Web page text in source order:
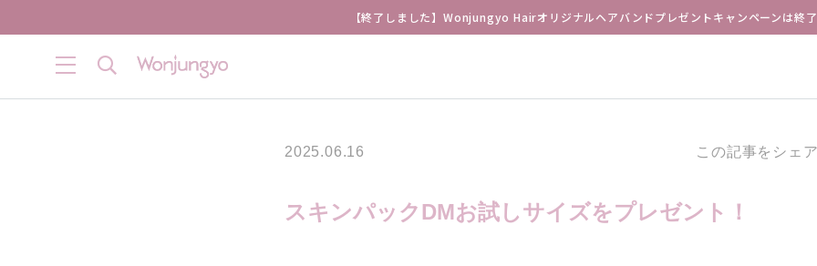
【終了しました】Wonjungyo Hairオリジナルヘアバンドプレゼントキャンペーンは終
2025.06.16 この記事をシェ
スキンパックDMお試しサイズをプレゼント！